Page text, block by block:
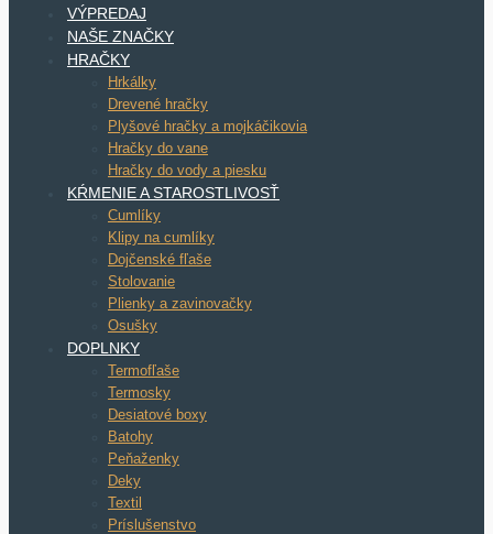
VÝPREDAJ
NAŠE ZNAČKY
HRAČKY
Hrkálky
Drevené hračky
Plyšové hračky a mojkáčikovia
Hračky do vane
Hračky do vody a piesku
KŔMENIE A STAROSTLIVOSŤ
Cumlíky
Klipy na cumlíky
Dojčenské fľaše
Stolovanie
Plienky a zavinovačky
Osušky
DOPLNKY
Termofľaše
Termosky
Desiatové boxy
Batohy
Peňaženky
Deky
Textil
Príslušenstvo